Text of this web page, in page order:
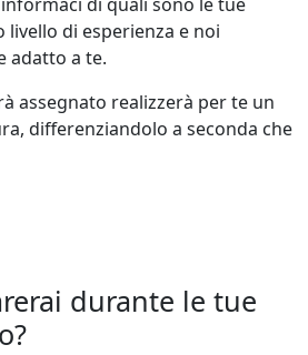
livello di esperienza e noi
adatto a te.
assegnato realizzerà per te un
differenziandolo a seconda che
durante le tue